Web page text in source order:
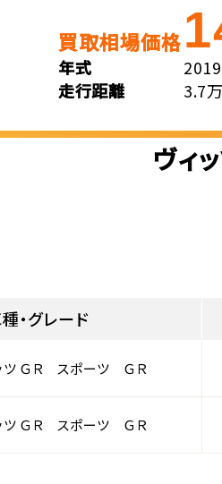
買取相場価格
年式
走行距離
3.7
ヴィ
・グレード
ツ ＧＲ スポーツ ＧＲ
ツ ＧＲ スポーツ ＧＲ